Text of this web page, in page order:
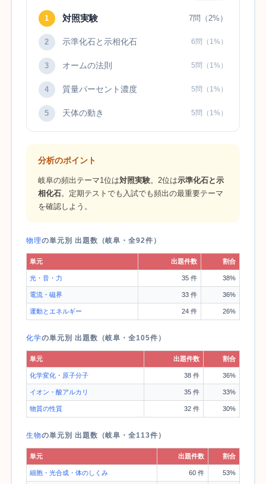
1 対照実験 7問（2%）
2 示準化石と示相化石 6問（1%）
3 オームの法則 5問（1%）
4 質量パーセント濃度 5問（1%）
5 天体の動き 5問（1%）
分析のポイント
岐阜の頻出テーマ1位は対照実験。2位は示準化石と示
相化石。定期テストでも入試でも頻出の最重要テーマ
を確認しよう。
物理の単元別 出題数（岐阜・全92件）
単元 出題件数 割合
光・音・力 35 件 38%
電流・磁界 33 件 36%
運動とエネルギー 24 件 26%
化学の単元別 出題数（岐阜・全105件）
単元 出題件数 割合
化学変化・原子分子 38 件 36%
イオン・酸アルカリ 35 件 33%
物質の性質 32 件 30%
生物の単元別 出題数（岐阜・全113件）
単元 出題件数 割合
細胞・光合成・体のしくみ 60 件 53%